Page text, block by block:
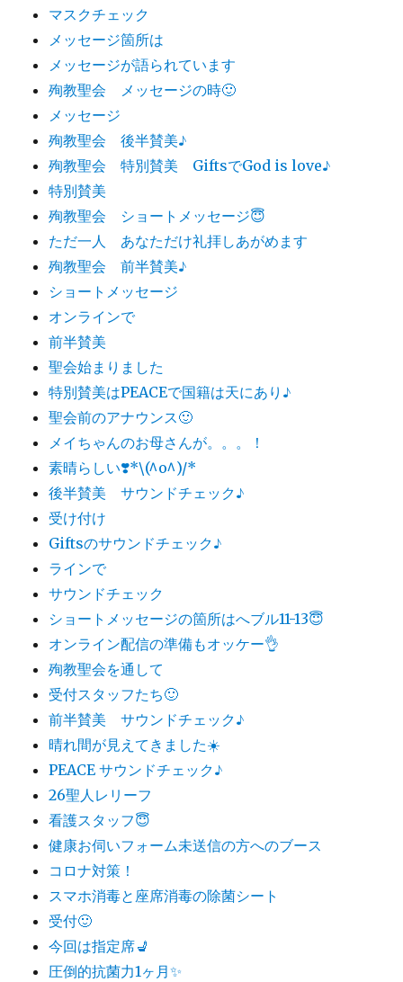
マスクチェック
メッセージ箇所は
メッセージが語られています
殉教聖会 メッセージの時🙂
メッセージ
殉教聖会 後半賛美♪
殉教聖会 特別賛美 GiftsでGod is love♪
特別賛美
殉教聖会 ショートメッセージ😇
ただ一人 あなただけ礼拝しあがめます
殉教聖会 前半賛美♪
ショートメッセージ
オンラインで
前半賛美
聖会始まりました
特別賛美はPEACEで国籍は天にあり♪
聖会前のアナウンス🙂
メイちゃんのお母さんが。。。！
素晴らしい❣️*\(^o^)/*
後半賛美 サウンドチェック♪
受け付け
Giftsのサウンドチェック♪
ラインで
サウンドチェック
ショートメッセージの箇所はへブル11-13😇
オンライン配信の準備もオッケー👌
殉教聖会を通して
受付スタッフたち🙂
前半賛美 サウンドチェック♪
晴れ間が見えてきました☀️
PEACE サウンドチェック♪
26聖人レリーフ
看護スタッフ😇
健康お伺いフォーム未送信の方へのブース
コロナ対策！
スマホ消毒と座席消毒の除菌シート
受付🙂
今回は指定席💺
圧倒的抗菌力1ヶ月✨